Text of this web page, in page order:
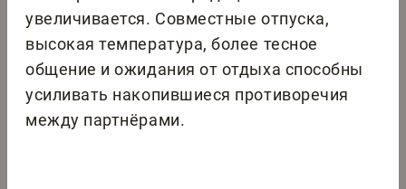
увеличивается. Совместные отпуска,
высокая температура, более тесное
общение и ожидания от отдыха способны
усиливать накопившиеся противоречия
между партнёрами.